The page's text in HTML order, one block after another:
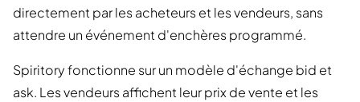
directement par les acheteurs et les vendeurs, sans
attendre un événement d'enchères programmé.
Spiritory fonctionne sur un modèle d'échange bid et
ask. Les vendeurs affichent leur prix de vente et les